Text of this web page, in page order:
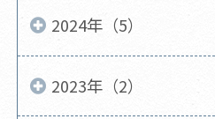
2024年（5）
2023年（2）